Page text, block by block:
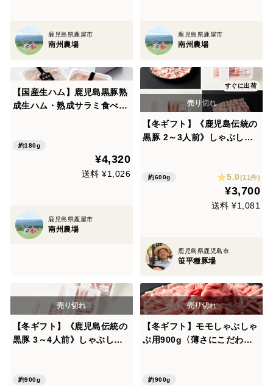
鹿児島県鹿屋市
南州農場
鹿児島県鹿屋市
南州農場
【国産生ハム】鹿児島黒豚熟
成生ハム・熟成サラミ食べ比
約180g
¥4,320
送料 ¥1,026
鹿児島県鹿屋市
南州農場
すぐに出荷
【冬ギフト】《鹿児島伝統の
黒豚 2～3人前》しゃぶしゃ
約600g 5.0(11件)
¥3,700
送料 ¥1,081
鹿児島県鹿児島市
笹平種豚場
【冬ギフト】《鹿児島伝統の
黒豚 3～4人前》しゃぶしゃ
約900g
【冬ギフト】モモしゃぶしゃ
ぶ用900g〈薄さにこだわり
約900g